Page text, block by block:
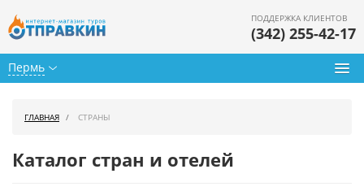
Пермь
ПОДДЕРЖКА КЛИЕНТОВ
(342) 255-42-17
ГЛАВНАЯ СТРАНЫ
Каталог стран и отелей